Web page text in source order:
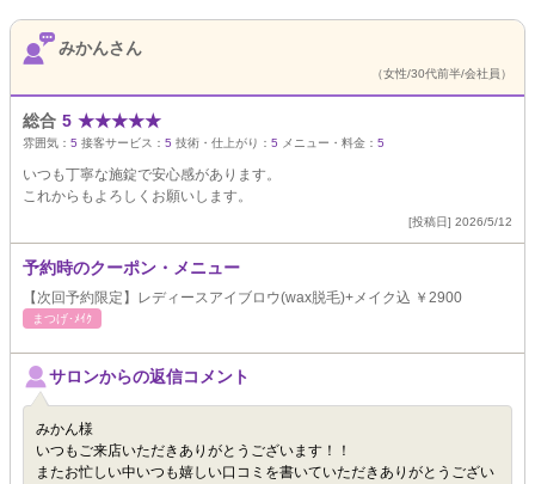
みかんさん
（女性/30代前半/会社員）
総合 5 ★★★★★
雰囲気： 5 接客サービス： 5 技術・仕上がり： 5 メニュー・料金： 5
いつも丁寧な施錠で安心感があります。
これからもよろしくお願いします。
[投稿日] 2026/5/12
予約時のクーポン・メニュー
【次回予約限定】レディースアイブロウ(wax脱毛)+メイク込 ￥2900
まつげ･ﾒｲｸ
サロンからの返信コメント
みかん様
いつもご来店いただきありがとうございます！！
またお忙しい中いつも嬉しい口コミを書いていただきありがとうござい